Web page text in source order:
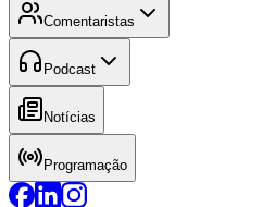
Comentaristas
Podcast
Notícias
Programação